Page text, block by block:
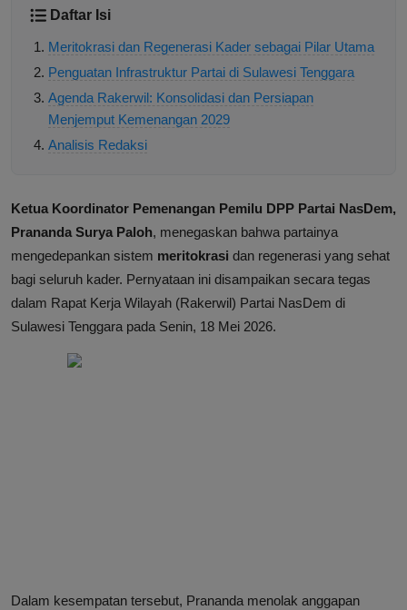
Daftar Isi
Meritokrasi dan Regenerasi Kader sebagai Pilar Utama
Penguatan Infrastruktur Partai di Sulawesi Tenggara
Agenda Rakerwil: Konsolidasi dan Persiapan
Menjemput Kemenangan 2029
Analisis Redaksi
Ketua Koordinator Pemenangan Pemilu DPP Partai NasDem,
Prananda Surya Paloh, menegaskan bahwa partainya
mengedepankan sistem meritokrasi dan regenerasi yang sehat
bagi seluruh kader. Pernyataan ini disampaikan secara tegas
dalam Rapat Kerja Wilayah (Rakerwil) Partai NasDem di
Sulawesi Tenggara pada Senin, 18 Mei 2026.
Dalam kesempatan tersebut, Prananda menolak anggapan